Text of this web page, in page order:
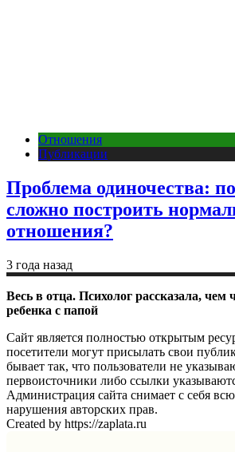
Отношения
Публикации
Проблема одиночества:
сложно построить
отношения?
3 года назад
Весь в отца. Психолог рассказала, чем
ребенка с папой
Сайт является полностью открытым
посетители могут присылать свои
бывает так, что пользователи не
первоисточники либо ссылки
Администрация сайта снимает с себя всю
нарушения авторских прав.
Created by https://zaplata.ru